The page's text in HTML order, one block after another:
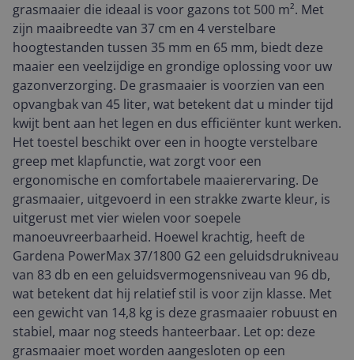
grasmaaier die ideaal is voor gazons tot 500 m². Met
zijn maaibreedte van 37 cm en 4 verstelbare
hoogtestanden tussen 35 mm en 65 mm, biedt deze
maaier een veelzijdige en grondige oplossing voor uw
gazonverzorging. De grasmaaier is voorzien van een
opvangbak van 45 liter, wat betekent dat u minder tijd
kwijt bent aan het legen en dus efficiënter kunt werken.
Het toestel beschikt over een in hoogte verstelbare
greep met klapfunctie, wat zorgt voor een
ergonomische en comfortabele maaierervaring. De
grasmaaier, uitgevoerd in een strakke zwarte kleur, is
uitgerust met vier wielen voor soepele
manoeuvreerbaarheid. Hoewel krachtig, heeft de
Gardena PowerMax 37/1800 G2 een geluidsdrukniveau
van 83 db en een geluidsvermogensniveau van 96 db,
wat betekent dat hij relatief stil is voor zijn klasse. Met
een gewicht van 14,8 kg is deze grasmaaier robuust en
stabiel, maar nog steeds hanteerbaar. Let op: deze
grasmaaier moet worden aangesloten op een